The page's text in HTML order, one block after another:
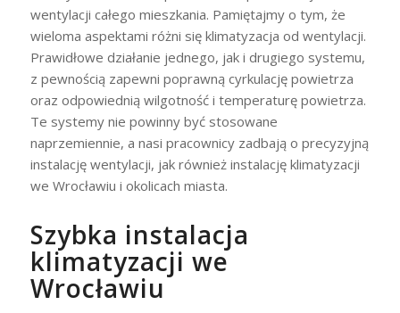
wentylacji całego mieszkania. Pamiętajmy o tym, że
wieloma aspektami różni się klimatyzacja od wentylacji.
Prawidłowe działanie jednego, jak i drugiego systemu,
z pewnością zapewni poprawną cyrkulację powietrza
oraz odpowiednią wilgotność i temperaturę powietrza.
Te systemy nie powinny być stosowane
naprzemiennie, a nasi pracownicy zadbają o precyzyjną
instalację wentylacji, jak również instalację klimatyzacji
we Wrocławiu i okolicach miasta.
Szybka instalacja
klimatyzacji we
Wrocławiu